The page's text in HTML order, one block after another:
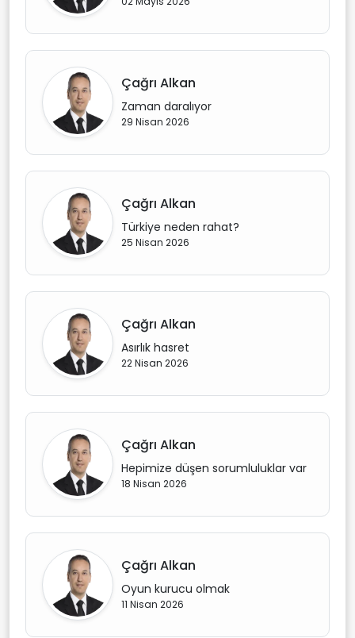
Çağrı Alkan
Zaman daralıyor
29 Nisan 2026
Çağrı Alkan
Türkiye neden rahat?
25 Nisan 2026
Çağrı Alkan
Asırlık hasret
22 Nisan 2026
Çağrı Alkan
Hepimize düşen sorumluluklar var
18 Nisan 2026
Çağrı Alkan
Oyun kurucu olmak
11 Nisan 2026